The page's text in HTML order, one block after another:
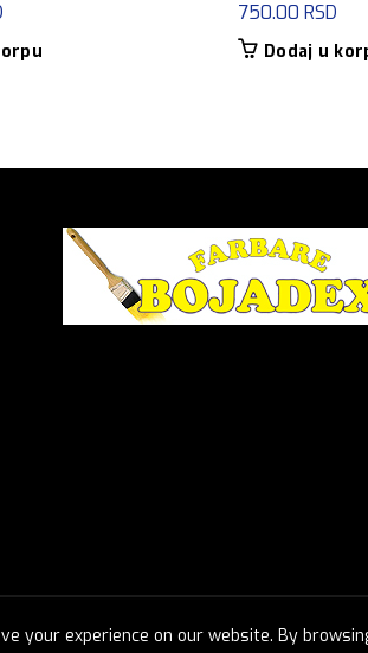
750.00 RSD
Dodaj u
your experience on our website. By